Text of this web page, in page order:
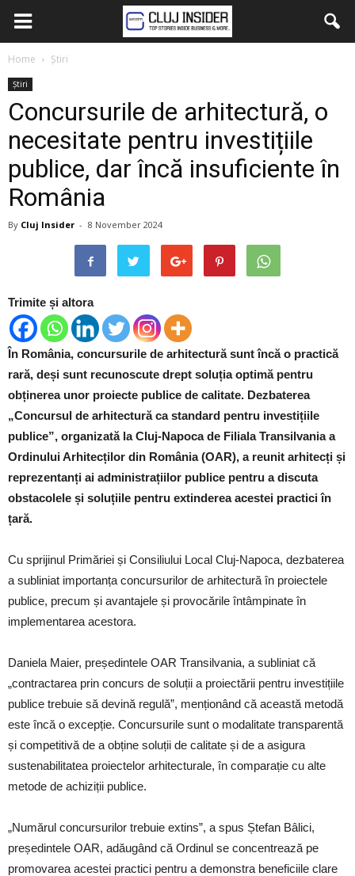
Home Știri
Știri
Concursurile de arhitectură, o
necesitate pentru investițiile
publice, dar încă insuficiente în
România
By Cluj Insider - 8 November 2024
Trimite și altora
În România, concursurile de arhitectură sunt încă o practică
rară, deși sunt recunoscute drept soluția optimă pentru
obținerea unor proiecte publice de calitate. Dezbaterea
„Concursul de arhitectură ca standard pentru investițiile
publice”, organizată la Cluj-Napoca de Filiala Transilvania a
Ordinului Arhitecților din România (OAR), a reunit arhitecți și
reprezentanți ai administrațiilor publice pentru a discuta
obstacolele și soluțiile pentru extinderea acestei practici în
țară.
Cu sprijinul Primăriei și Consiliului Local Cluj-Napoca, dezbaterea
a subliniat importanța concursurilor de arhitectură în proiectele
publice, precum și avantajele și provocările întâmpinate în
implementarea acestora.
Daniela Maier, președintele OAR Transilvania, a subliniat că
„contractarea prin concurs de soluții a proiectării pentru investițiile
publice trebuie să devină regulă”, menționând că această metodă
este încă o excepție. Concursurile sunt o modalitate transparentă
și competitivă de a obține soluții de calitate și de a asigura
sustenabilitatea proiectelor arhitecturale, în comparație cu alte
metode de achiziții publice.
„Numărul concursurilor trebuie extins”, a spus Ștefan Bâlici,
președintele OAR, adăugând că Ordinul se concentrează pe
promovarea acestei practici pentru a demonstra beneficiile clare